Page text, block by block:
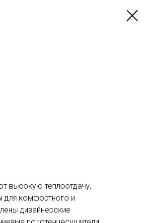
высокую теплоотдачу,
для комфортного и
дизайнерские